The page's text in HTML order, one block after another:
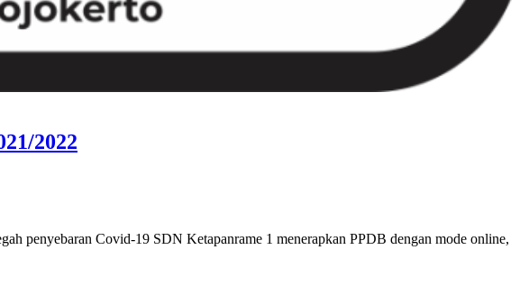
2022
penyebaran Covid-19 SDN Ketapanrame 1 menerapkan PPDB dengan mode online,